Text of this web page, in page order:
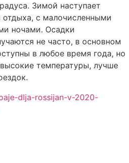
Зимой наступает
отдыха, с малочисленными
ночами. Осадки
не часто, в основном
в любое время года, но
температуры, лучше